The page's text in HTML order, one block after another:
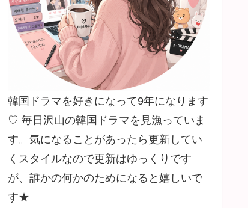
韓国ドラマを好きになって9年になります
♡ 毎日沢山の韓国ドラマを見漁っていま
す。気になることがあったら更新してい
くスタイルなので更新はゆっくりです
が、誰かの何かのためになると嬉しいで
す★